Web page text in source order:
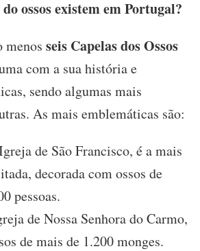
ossos existem em Portugal?
menos seis Capelas dos Ossos
com a sua história e
sendo algumas mais
As mais emblemáticas são:
de São Francisco, é a mais
decorada com ossos de
pessoas.
de Nossa Senhora do Carmo,
de mais de 1.200 monges.